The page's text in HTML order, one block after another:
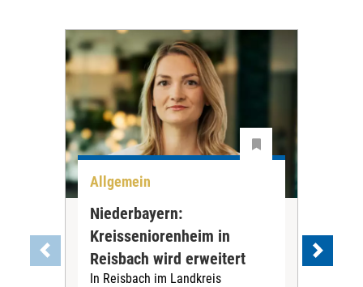
Allgemein
Niederbayern:
Kreisseniorenheim in
Reisbach wird erweitert
In Reisbach im Landkreis